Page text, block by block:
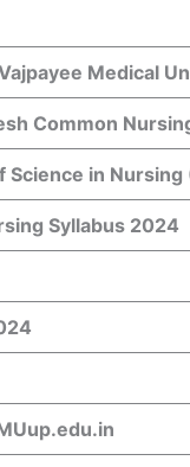
Medical
Common
Science in Nursing
Syllabus 2024